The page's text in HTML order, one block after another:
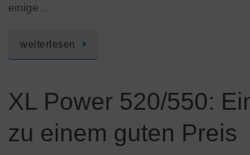
einige…
weiterlesen
XL Power 520/550:
zu einem guten Preis